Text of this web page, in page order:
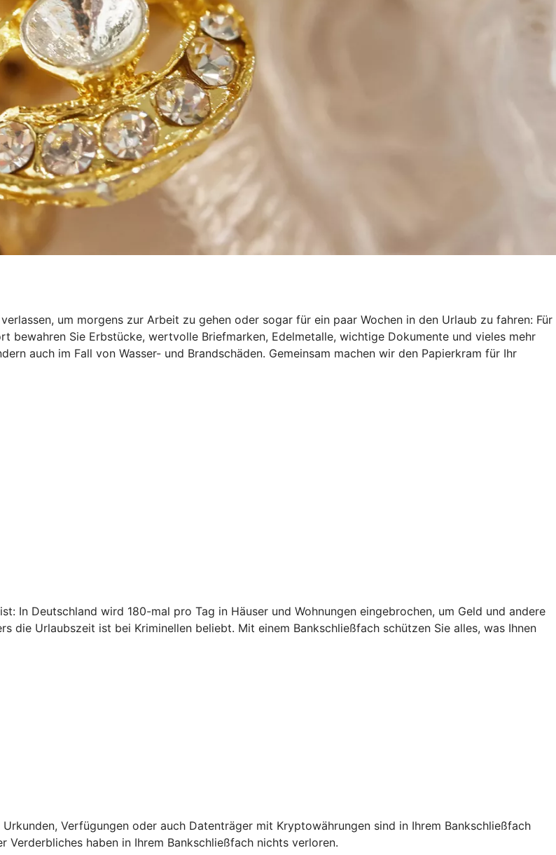
um morgens zur Arbeit zu gehen oder sogar für ein paar Wochen in den Urlaub zu fahren: Für
bewahren Sie Erbstücke, wertvolle Briefmarken, Edelmetalle, wichtige Dokumente und vieles mehr
auch im Fall von Wasser- und Brandschäden. Gemeinsam machen wir den Papierkram für Ihr
In Deutschland wird 180-mal pro Tag in Häuser und Wohnungen eingebrochen, um Geld und andere
die Urlaubszeit ist bei Kriminellen beliebt. Mit einem Bankschließfach schützen Sie alles, was Ihnen
Verfügungen oder auch Datenträger mit Kryptowährungen sind in Ihrem Bankschließfach
haben in Ihrem Bankschließfach nichts verloren.